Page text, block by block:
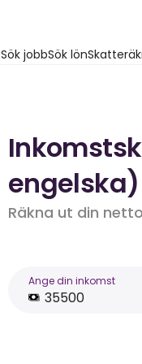
Sök jobbSök lön
engelska)
Räkna ut din
Ange din inkomst